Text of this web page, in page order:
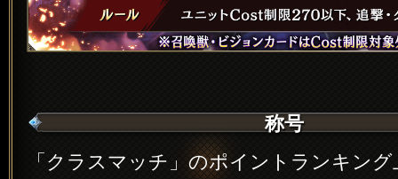
称号
「クラスマッチ」のポイントランキン